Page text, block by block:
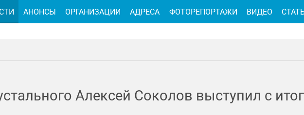
Алексей Соколов выступил с
АНОНСЫ ОРГАНИЗАЦИИ АДРЕСА ФОТОРЕПОРТАЖИ ВИДЕО